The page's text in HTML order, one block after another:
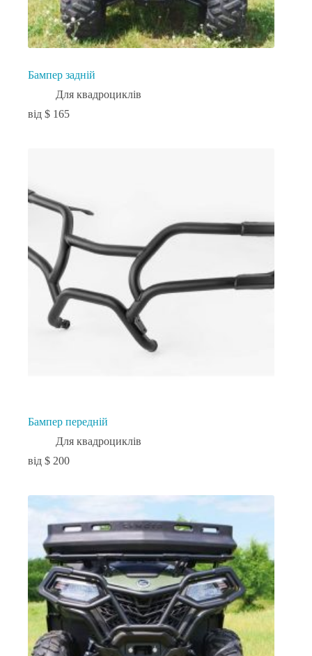
Бампер задній
Для квадроциклів
$ 165
Бампер передній
Для квадроциклів
$ 200